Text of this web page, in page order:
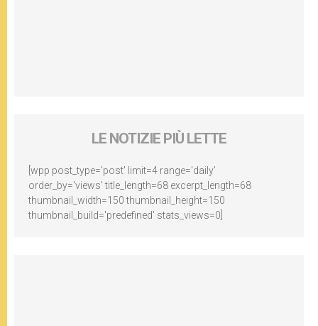
LE NOTIZIE PIÙ LETTE
[wpp post_type='post' limit=4 range='daily'
order_by='views' title_length=68 excerpt_length=68
thumbnail_width=150 thumbnail_height=150
thumbnail_build='predefined' stats_views=0]